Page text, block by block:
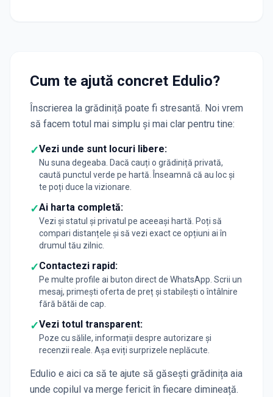
Cum te ajută concret Edulio?
Înscrierea la grădiniță poate fi stresantă. Noi vrem
să facem totul mai simplu și mai clar pentru tine:
✓Vezi unde sunt locuri libere:
Nu suna degeaba. Dacă cauți o grădiniță privată,
caută punctul verde pe hartă. Înseamnă că au loc și
te poți duce la vizionare.
✓Ai harta completă:
Vezi și statul și privatul pe aceeași hartă. Poți să
compari distanțele și să vezi exact ce opțiuni ai în
drumul tău zilnic.
✓Contactezi rapid:
Pe multe profile ai buton direct de WhatsApp. Scrii un
mesaj, primești oferta de preț și stabilești o întâlnire
fără bătăi de cap.
✓Vezi totul transparent:
Poze cu sălile, informații despre autorizare și
recenzii reale. Așa eviți surprizele neplăcute.
Edulio e aici ca să te ajute să găsești grădinița aia
unde copilul va merge fericit în fiecare dimineață.